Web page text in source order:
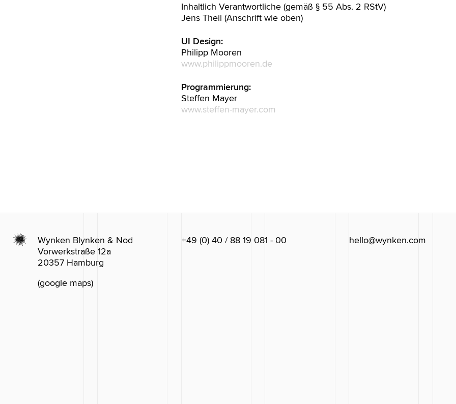
Inhaltlich Verantwortliche (gemäß § 55 Abs. 2 RStV)
Jens Theil (Anschrift wie oben)
UI Design:
Philipp Mooren
www.philippmooren.de
Programmierung:
Steffen Mayer
www.steffen-mayer.com
Wynken Blynken & Nod
Vorwerkstraße 12a
20357 Hamburg
(google maps)
+49 (0) 40 / 88 19 081 - 00 hello@wynken.com